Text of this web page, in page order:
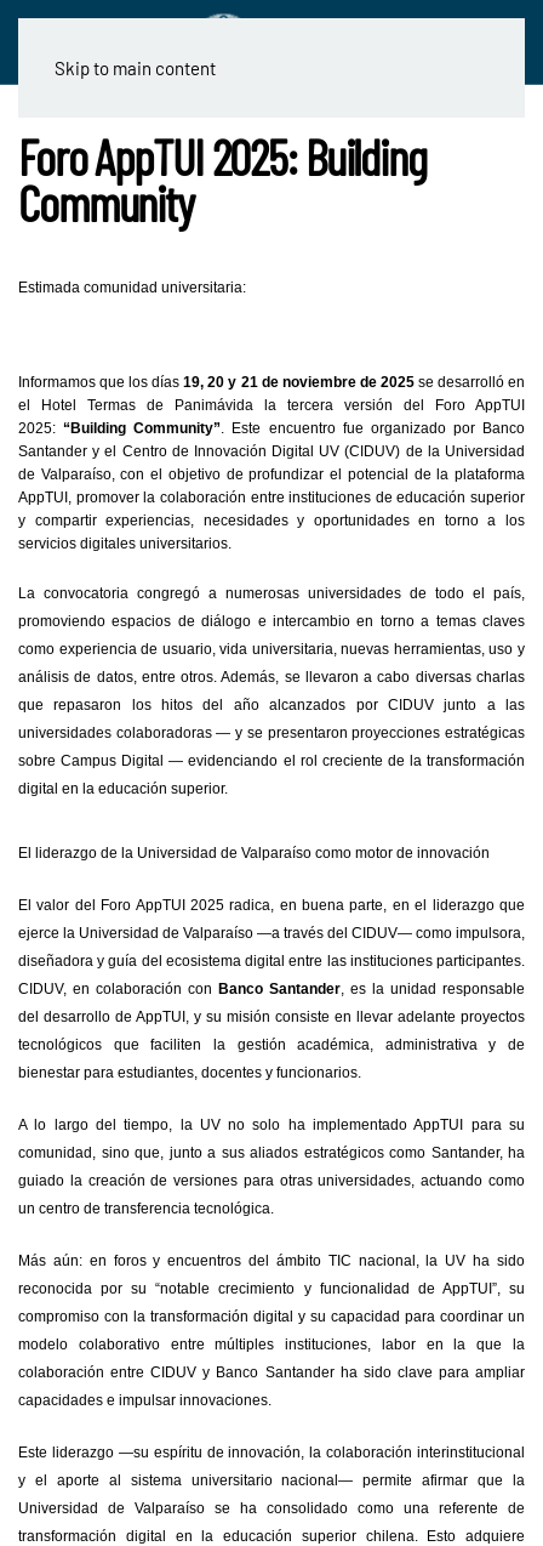
Skip to main content
Foro AppTUI 2025: Building
Community
Estimada comunidad universitaria:
Informamos que los días19, 20 y 21 de noviembre de 2025se desarrolló en
el Hotel Termas de Panimávida la tercera versión del Foro AppTUI
2025:“Building Community”. Este encuentro fue organizado por Banco
Santander y el Centro de Innovación Digital UV (CIDUV) de la Universidad
de Valparaíso, con el objetivo de profundizar el potencial de la plataforma
AppTUI, promover la colaboración entre instituciones de educación superior
y compartir experiencias, necesidades y oportunidades en torno a los
servicios digitales universitarios.
La convocatoria congregó a numerosas universidades de todo el país,
promoviendo espacios de diálogo e intercambio en torno a temas claves
como experiencia de usuario, vida universitaria, nuevas herramientas, uso y
análisis de datos, entre otros. Además, se llevaron a cabo diversas charlas
que repasaron los hitos del año alcanzados por CIDUV junto a las
universidades colaboradoras — y se presentaron proyecciones estratégicas
sobre Campus Digital — evidenciando el rol creciente de la transformación
digital en la educación superior.
El liderazgo de la Universidad de Valparaíso como motor de innovación
El valor del Foro AppTUI 2025 radica, en buena parte, en el liderazgo que
ejerce la Universidad de Valparaíso —a través del CIDUV— como impulsora,
diseñadora y guía del ecosistema digital entre las instituciones participantes.
CIDUV, en colaboración con Banco Santander, es la unidad responsable
del desarrollo de AppTUI, y su misión consiste en llevar adelante proyectos
tecnológicos que faciliten la gestión académica, administrativa y de
bienestar para estudiantes, docentes y funcionarios.
A lo largo del tiempo, la UV no solo ha implementado AppTUI para su
comunidad, sino que, junto a sus aliados estratégicos como Santander, ha
guiado la creación de versiones para otras universidades, actuando como
un centro de transferencia tecnológica.
Más aún: en foros y encuentros del ámbito TIC nacional, la UV ha sido
reconocida por su “notable crecimiento y funcionalidad de AppTUI”, su
compromiso con la transformación digital y su capacidad para coordinar un
modelo colaborativo entre múltiples instituciones, labor en la que la
colaboración entre CIDUV y Banco Santander ha sido clave para ampliar
capacidades e impulsar innovaciones.
Este liderazgo —su espíritu de innovación, la colaboración interinstitucional
y el aporte al sistema universitario nacional— permite afirmar que la
Universidad de Valparaíso se ha consolidado como una referente de
transformación digital en la educación superior chilena. Esto adquiere